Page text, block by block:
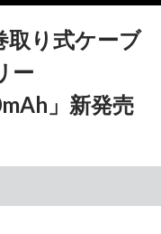
取り式ケーブ
ー
」新発売